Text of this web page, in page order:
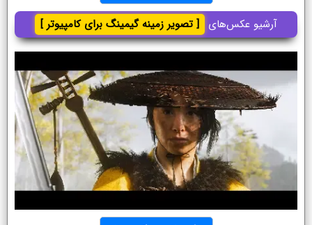
آرشیو عکس‌های [ تصویر زمینه گیمینگ برای کامپیوتر ]